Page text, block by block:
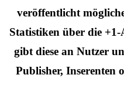
veröffentlicht
Statistiken über die
gibt diese an Nutzer
Publisher, Inserenten